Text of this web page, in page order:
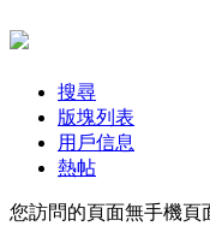
搜尋
版塊列表
用戶信息
熱帖
您訪問的頁面無手機頁